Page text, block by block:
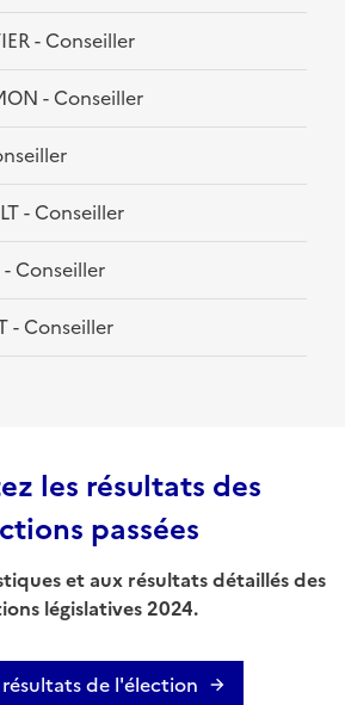
- Conseiller
- Conseiller
- Conseiller
Conseiller
- Conseiller
les résultats des
passées
et aux résultats détaillés des
législatives 2024.
de l'élection